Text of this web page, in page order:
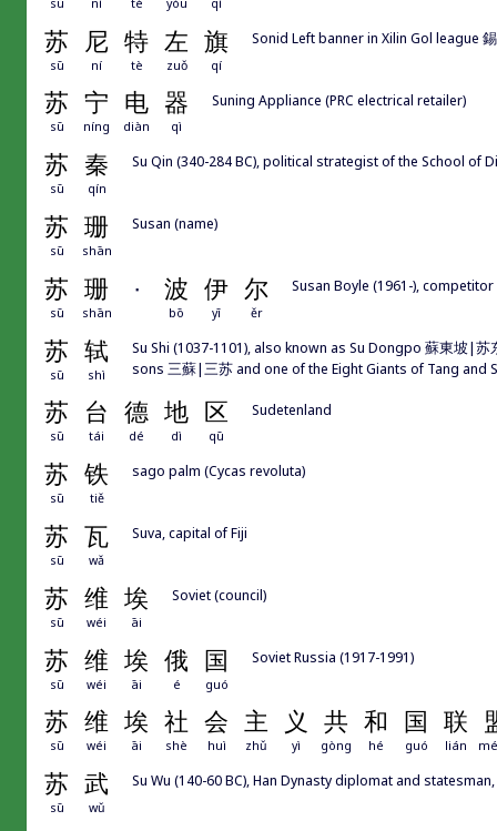
苏 尼 特 左 旗
sū ní tè zuǒ qí
Sonid Left banner in Xilin Gol league
苏 宁 电 器
sū níng diàn qì
Suning Appliance (PRC electrical retailer)
苏 秦
sū qín
Su Qin (340-284 BC), political strategist of the School of
苏 珊
sū shān
Susan (name)
苏 珊 · 波 伊 尔
sū shān bō yī ěr
Susan Boyle (1961-),
苏 轼
sū shì
Su Shi (1037-1101), also known as Su Dongpo 蘇東坡|
sons 三蘇|三苏 and one of the Eight Giants of Tang and
苏 台 德 地 区
sū tái dé dì qū
Sudetenland
苏 铁
sū tiě
sago palm (Cycas revoluta)
苏 瓦
sū wǎ
Suva, capital of Fiji
苏 维 埃
sū wéi āi
Soviet (council)
苏 维 埃 俄 国
sū wéi āi é guó
Soviet Russia (1917-1991)
苏 维 埃 社 会 主 义 共 和 国 联
sū wéi āi shè huì zhǔ yì gòng hé guó lián
苏 武
sū wǔ
Su Wu (140-60 BC), Han Dynasty diplomat and